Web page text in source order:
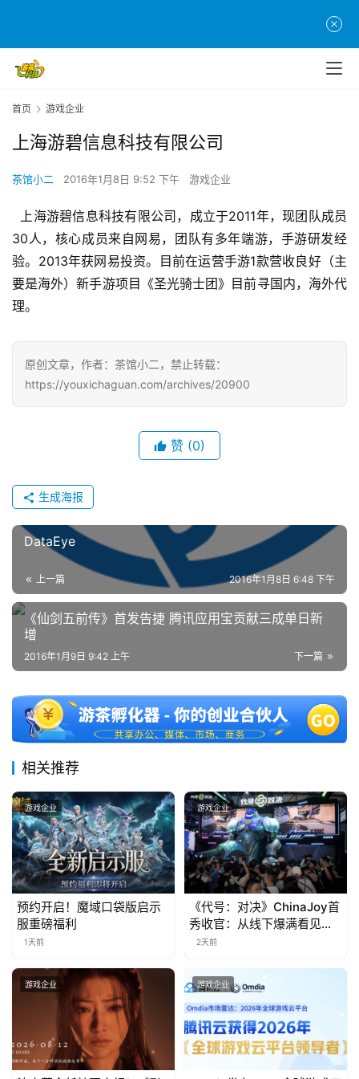
页
茶
原
创
戏
业
界
机
休
游
2
十
三
茶
奖
7
月
3
日
茶
对
首页 游戏企业
上海游碧信息科技有限公司
茶馆小二 2016年1月8日 9:52 下午 游戏企业
上海游碧信息科技有限公司，成立于2011年，现团队成员
30人，核心成员来自网易，团队有多年端游，手游研发经
验。2013年获网易投资。目前在运营手游1款营收良好（主
要是海外）新手游项目《圣光骑士团》目前寻国内，海外代
理。
原创文章，作者：茶馆小二，禁止转载：
https://youxichaguan.com/archives/20900
赞 (0)
生成海报
DataEye
上一篇 2016年1月8日 6:48 下午
《仙剑五前传》首发告捷 腾讯应用宝贡献三成单日新
增
下一篇
2016年1月9日 9:42 上午
相关推荐
游戏企业
预约开启！魔域口袋版启示
服重磅福利
1天前
游戏企业
《代号：对决》ChinaJoy首
秀收官：从线下爆满看见玩
家的真实期待
2天前
游戏企业 游戏企业